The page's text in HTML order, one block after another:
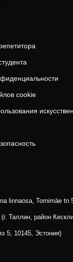
cookie
linnaosa, Tornimäe tn
Таллин, район
5, 10145, Эстония)